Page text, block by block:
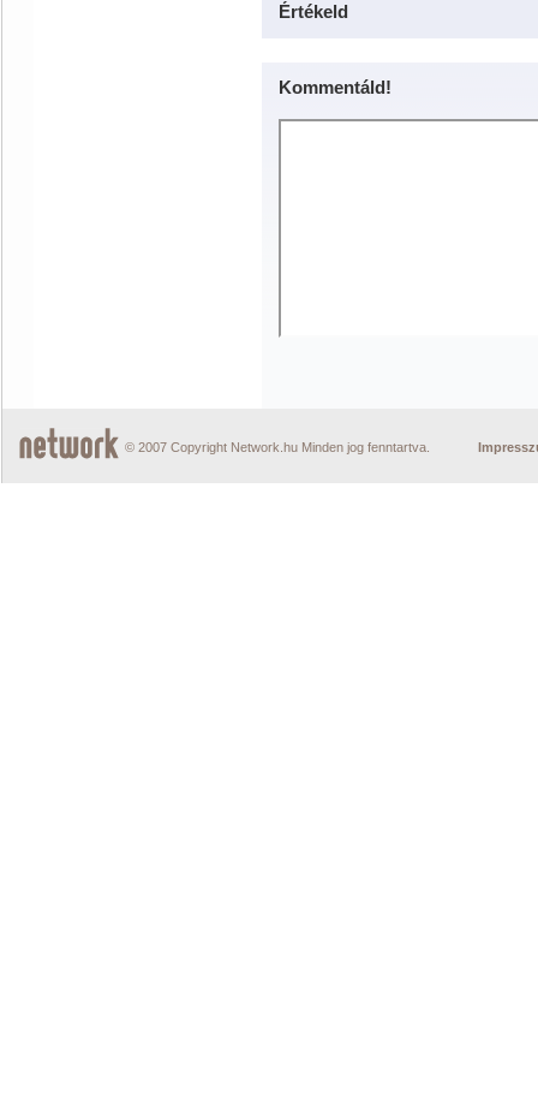
Értékeld
Kommentáld!
© 2007 Copyright Network.hu Minden jog fenntartva.